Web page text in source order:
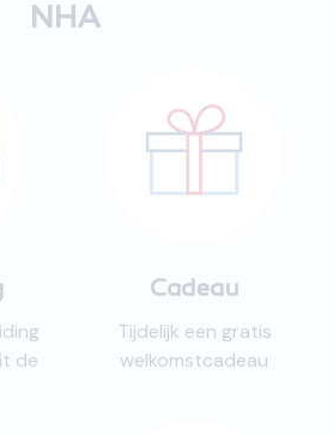
NHA
de
Cadeau
Tijdelijk een gratis
welkomstcadeau